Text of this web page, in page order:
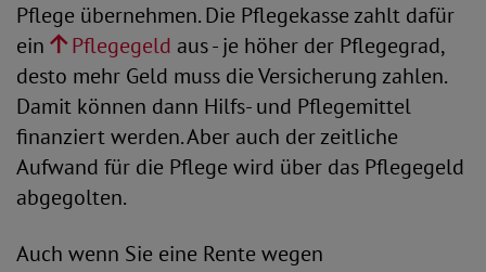
Pflege übernehmen. Die Pflegekasse zahlt dafür
ein
Pflegegeld aus - je höher der Pflegegrad,
desto mehr Geld muss die Versicherung zahlen.
Damit können dann Hilfs- und Pflegemittel
finanziert werden. Aber auch der zeitliche
Aufwand für die Pflege wird über das Pflegegeld
abgegolten.
Auch wenn Sie eine Rente wegen